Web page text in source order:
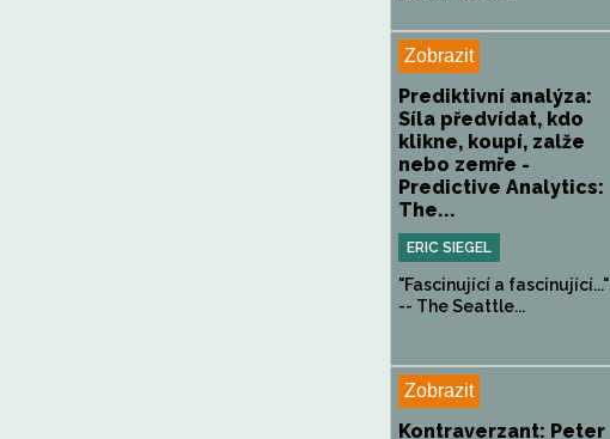
Zobrazit
Prediktivní analýza:
Síla předvídat, kdo
klikne, koupí, zalže
nebo zemře -
Predictive Analytics:
The...
ERIC SIEGEL
"Fascinující a fascinující..."
-- The Seattle...
Zobrazit
Kontraverzant: Peter